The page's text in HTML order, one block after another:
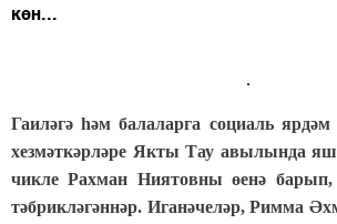
көн...
Гаиләгә һәм балаларга социаль ярдәм
хезмәткәрләре Якты Тау авылында
чикле Рахман Ниятовны өенә барып,
тәбрикләгәннәр. Иганәчеләр, Римма